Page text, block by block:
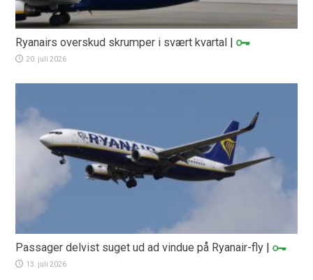
Ryanairs overskud skrumper i svært kvartal |
20. juli 2026
Passager delvist suget ud ad vindue på Ryanair-fly |
13. juli 2026